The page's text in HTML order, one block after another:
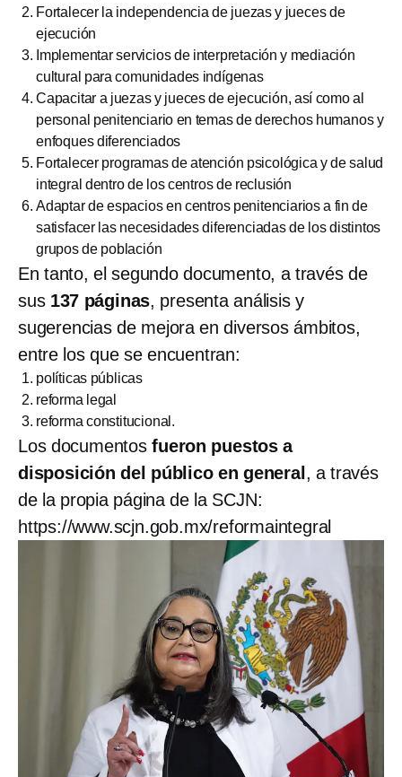
Fortalecer la independencia de juezas y jueces de
ejecución
Implementar servicios de interpretación y mediación
cultural para comunidades indígenas
Capacitar a juezas y jueces de ejecución, así como al
personal penitenciario en temas de derechos humanos y
enfoques diferenciados
Fortalecer programas de atención psicológica y de salud
integral dentro de los centros de reclusión
Adaptar de espacios en centros penitenciarios a fin de
satisfacer las necesidades diferenciadas de los distintos
grupos de población
En tanto, el segundo documento, a través de
sus 137 páginas, presenta análisis y
sugerencias de mejora en diversos ámbitos,
entre los que se encuentran:
políticas públicas
reforma legal
reforma constitucional.
Los documentosfueron puestos a
disposición del público en general , a través
de la propia página de la SCJN:
https://www.scjn.gob.mx/reformaintegral